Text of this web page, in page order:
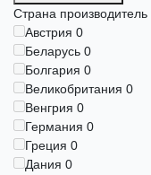
Страна производитель
Австрия 0
Беларусь 0
Болгария 0
Великобритания 0
Венгрия 0
Германия 0
Греция 0
Дания 0